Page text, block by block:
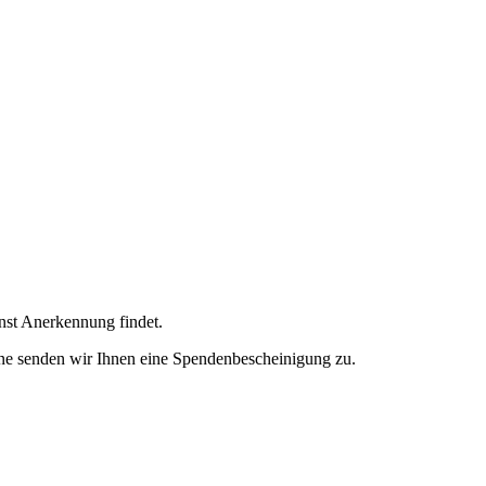
Anerkennung findet.
senden wir Ihnen eine Spendenbescheinigung zu.